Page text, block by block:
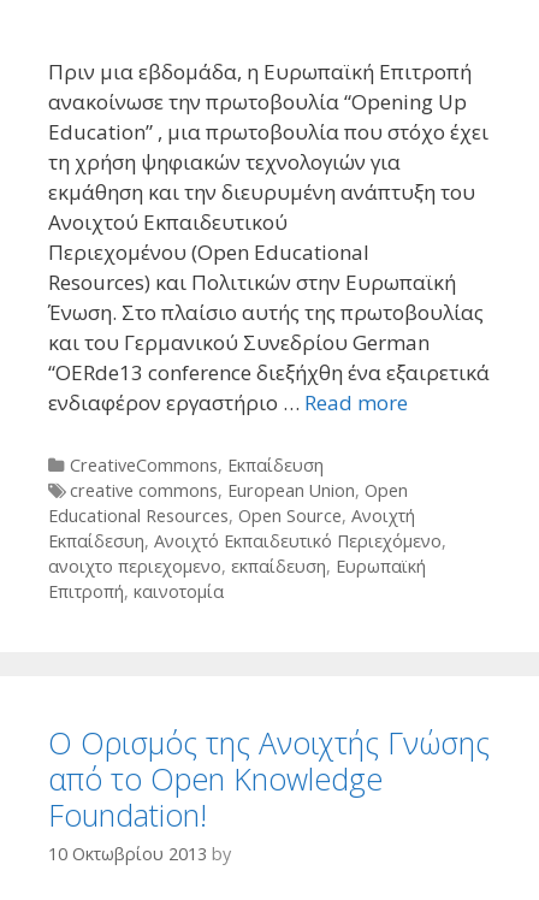
Πριν μια εβδομάδα, η Ευρωπαϊκή Επιτροπή
ανακοίνωσε την πρωτοβουλία “Opening Up
Education” , μια πρωτοβουλία που στόχο έχει
τη χρήση ψηφιακών τεχνολογιών για
εκμάθηση και την διευρυμένη ανάπτυξη του
Ανοιχτού Εκπαιδευτικού
Περιεχομένου (Open Educational
Resources) και Πολιτικών στην Ευρωπαϊκή
Ένωση. Στο πλαίσιο αυτής της πρωτοβουλίας
και του Γερμανικού Συνεδρίου German
“OERde13 conference διεξήχθη ένα εξαιρετικά
ενδιαφέρον εργαστήριο … Read more
Categories
CreativeCommons, Εκπαίδευση
Tags
creative commons, European Union, Open
Educational Resources, Open Source, Ανοιχτή
Εκπαίδεσυη, Ανοιχτό Εκπαιδευτικό Περιεχόμενο,
ανοιχτο περιεχομενο, εκπαίδευση, Ευρωπαϊκή
Επιτροπή, καινοτομία
O Ορισμός της Ανοιχτής Γνώσης
από το Open Knowledge
Foundation!
10 Οκτωβρίου 2013 by